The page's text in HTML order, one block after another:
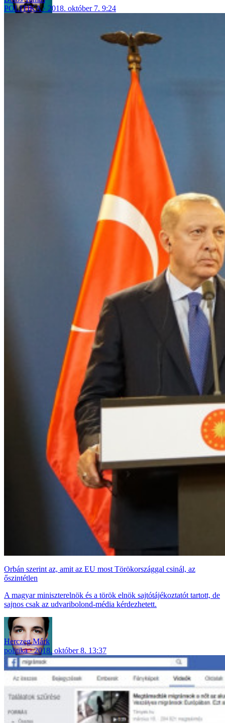
POLITIKA
2018. október 7. 9:24
Orbán szerint az, amit az EU most Törökországgal csinál, az
őszintétlen
A magyar miniszterelnök és a török elnök sajtótájékoztatót tartott, de
sajnos csak az udvaribolond-média kérdezhetett.
Herczeg Márk
politika
2018. október 8. 13:37